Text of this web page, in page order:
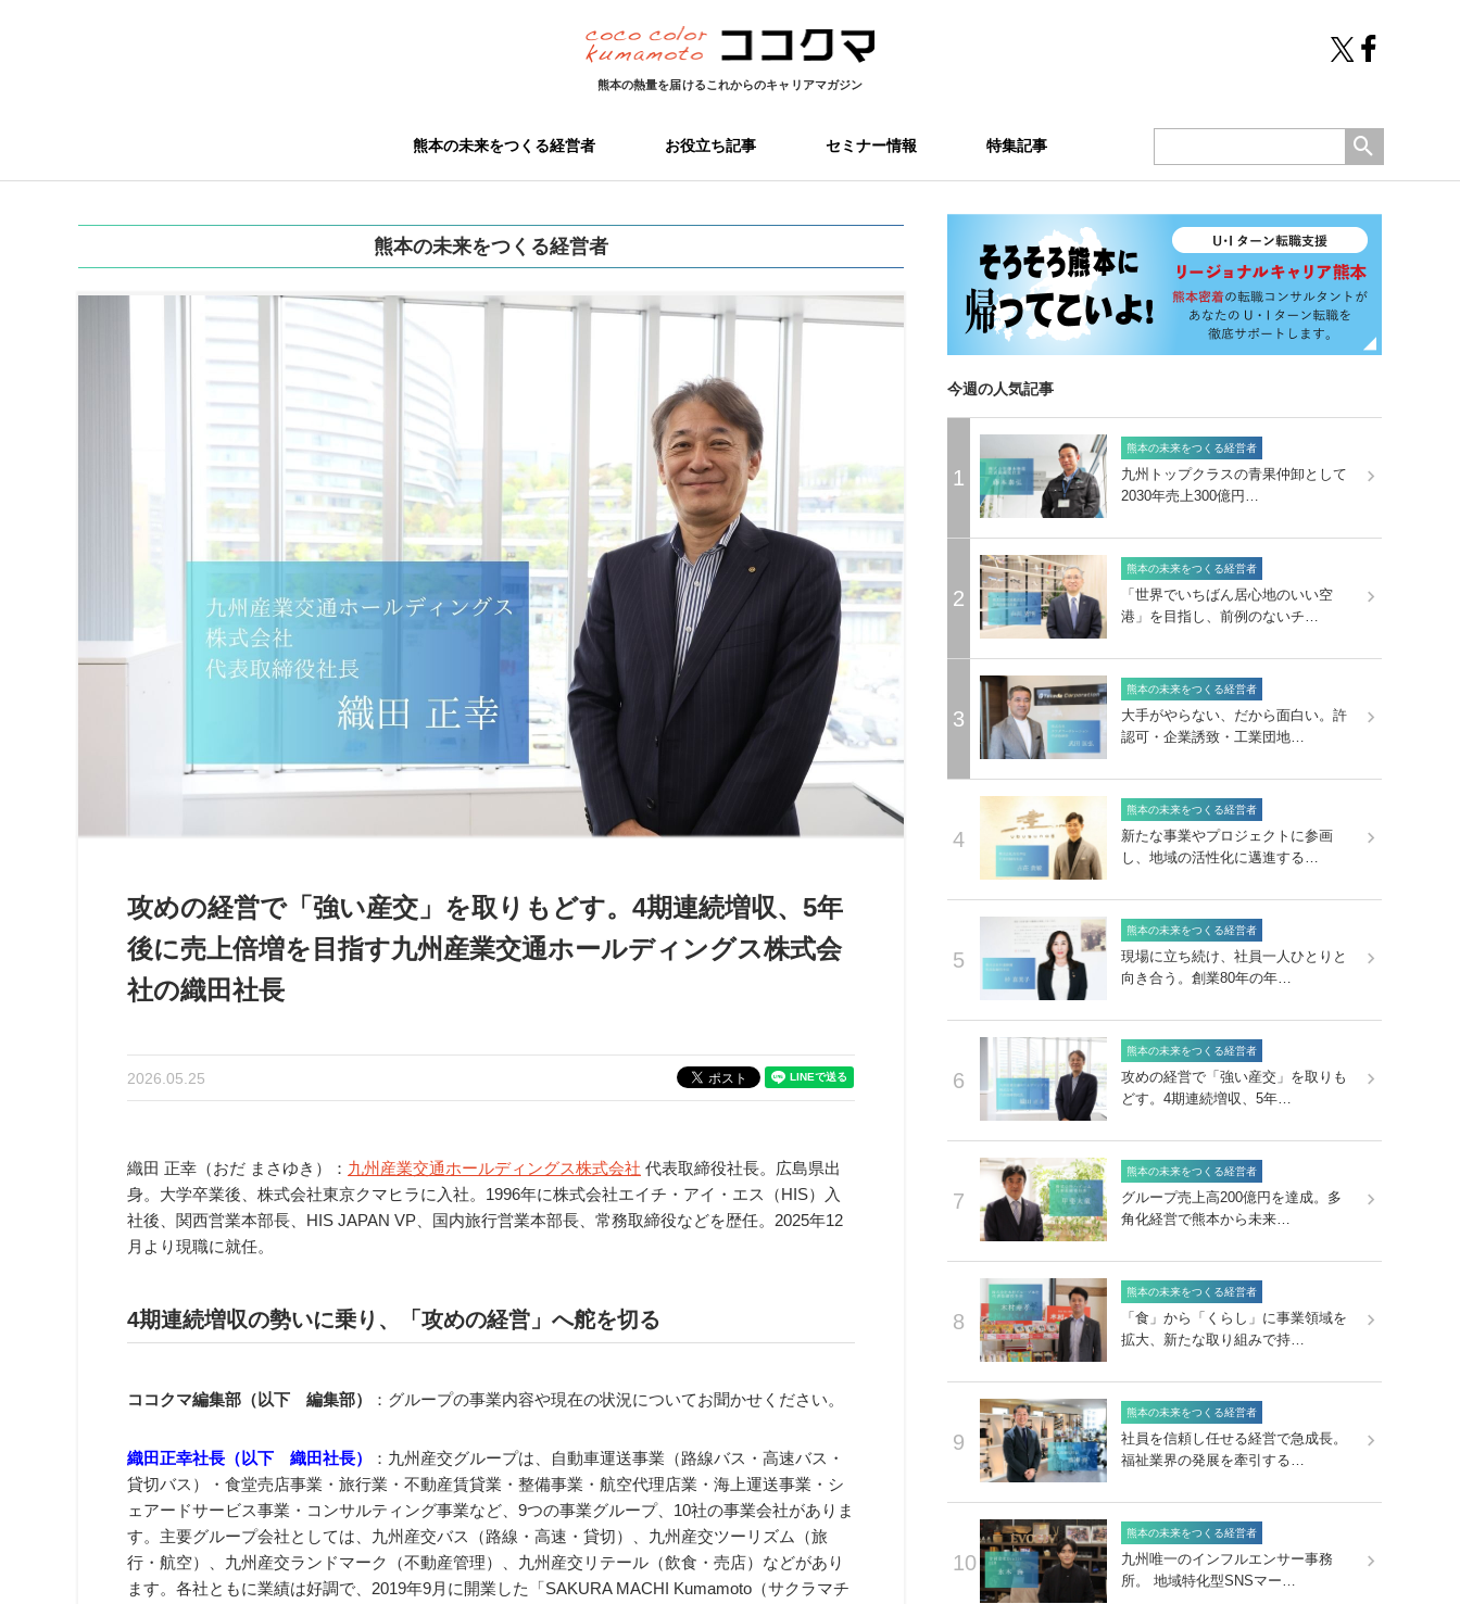
熊本の熱量を届けるこれからのキャリアマガジン
熊本の未来をつくる経営者 お役立ち記事 セミナー情報 特集記事
熊本の未来をつくる経営者
攻めの経営で「強い産交」を取りもどす。4期連続増収、5年
後に売上倍増を目指す九州産業交通ホールディングス株式会
社の織田社長
2026.05.25
織田 正幸（おだ まさゆき）： 九州産業交通ホールディングス株式会社 代表取締役社長。広島県出
身。大学卒業後、株式会社東京クマヒラに入社。1996年に株式会社エイチ・アイ・エス（HIS）入
社後、関西営業本部長、HIS JAPAN VP、国内旅行営業本部長、常務取締役などを歴任。2025年12
月より現職に就任。
4期連続増収の勢いに乗り、「攻めの経営」へ舵を切る
ココクマ編集部（以下 編集部） ：グループの事業内容や現在の状況についてお聞かせください。
織田正幸社長（以下 織田社長）
：九州産交グループは、自動車運送事業（路線バス・高速バス・
貸切バス）・食堂売店事業・旅行業・不動産賃貸業・整備事業・航空代理店業・海上運送事業・シ
ェアードサービス事業・コンサルティング事業など、9つの事業グループ、10社の事業会社がありま
す。主要グループ会社としては、九州産交バス（路線・高速・貸切）、九州産交ツーリズム（旅
行・航空）、九州産交ランドマーク（不動産管理）、九州産交リテール（飲食・売店）などがあり
ます。各社ともに業績は好調で、2019年9月に開業した「SAKURA MACHI Kumamoto（サクラマチ
今週の人気記事
1
熊本の未来をつくる経営者
九州トップクラスの青果仲卸として
2030年売上300億円…
2
熊本の未来をつくる経営者
「世界でいちばん居心地のいい空
港」を目指し、前例のないチ…
3
熊本の未来をつくる経営者
大手がやらない、だから面白い。許
認可・企業誘致・工業団地…
4
熊本の未来をつくる経営者
新たな事業やプロジェクトに参画
し、地域の活性化に邁進する…
5
熊本の未来をつくる経営者
現場に立ち続け、社員一人ひとりと
向き合う。創業80年の年…
6
熊本の未来をつくる経営者
攻めの経営で「強い産交」を取りも
どす。4期連続増収、5年…
7
熊本の未来をつくる経営者
グループ売上高200億円を達成。多
角化経営で熊本から未来…
8
熊本の未来をつくる経営者
「食」から「くらし」に事業領域を
拡大、新たな取り組みで持…
9
熊本の未来をつくる経営者
社員を信頼し任せる経営で急成長。
福祉業界の発展を牽引する…
10
熊本の未来をつくる経営者
九州唯一のインフルエンサー事務
所。 地域特化型SNSマー…